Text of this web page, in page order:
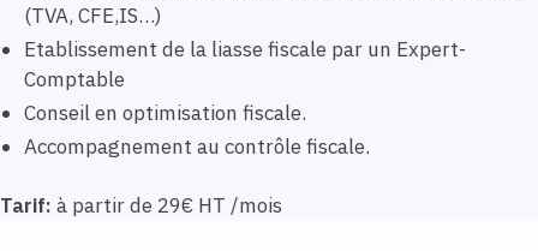
(TVA, CFE,IS…)
Etablissement de la liasse fiscale par un Expert-
Comptable
Conseil en optimisation fiscale.
Accompagnement au contrôle fiscale.
Tarif: à partir de 29€ HT /mois